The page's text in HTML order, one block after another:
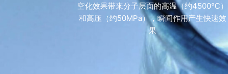
空化效果带来分子层面的高温（约4500℃）
和高压（约50MPa），瞬间作用产生快速效
果